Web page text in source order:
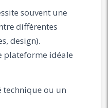
souvent une
différentes
design).
plateforme idéale
technique ou un